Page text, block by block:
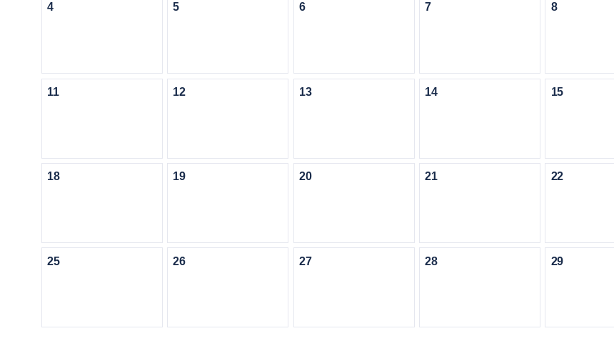
4 5 6 7 8
11 12 13 14 15
18 19 20 21 22
25 26 27 28 29